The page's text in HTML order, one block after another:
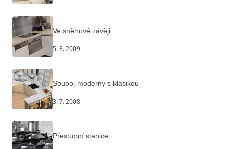
Ve sněhové závěji
5. 8. 2009
Souboj moderny s klasikou
3. 7. 2008
Přestupní stanice